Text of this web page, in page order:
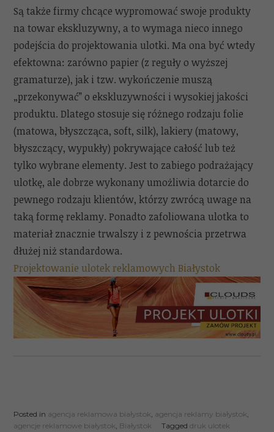
Są także firmy chcące wypromować swoje produkty
na towar ekskluzywny, a to wymaga nieco innego
podejścia do projektowania ulotki. Ma ona być wtedy
efektowna: zarówno papier (z reguły o wyższej
gramaturze), jak i tzw. wykończenie muszą
„przekonywać” o ekskluzywności i wysokiej jakości
produktu. Dlatego stosuje się różnego rodzaju folie
(matowa, błyszcząca, soft, silk), lakiery (matowy,
błyszczący, wypukły) pokrywające całość lub też
tylko wybrane elementy. Jest to zabiego podrażający
ulotkę, ale dobrze wykonany umożliwia dotarcie do
pewnego rodzaju klientów, którzy zwrócą uwage na
taką formę reklamy. Ponadto zafoliowana ulotka to
materiał znacznie trwalszy i z pewnościa przetrwa
dłużej niż standardowa.
Projektowanie ulotek reklamowych Białystok
Posted in agencja reklamowa białystok, agencja reklamy białystok,
agencje reklamowe białystok, Białystok Taggeddruk ulotek